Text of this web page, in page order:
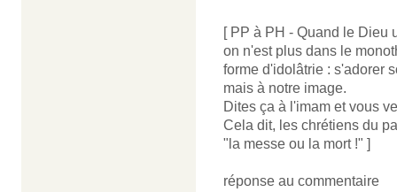
[ PP à PH - Quand le Dieu
on n'est plus dans le
forme d'idolâtrie : s'adorer
mais à notre image.
Dites ça à l'imam et vous
Cela dit, les chrétiens du
"la messe ou la mort !" ]
réponse au commentaire